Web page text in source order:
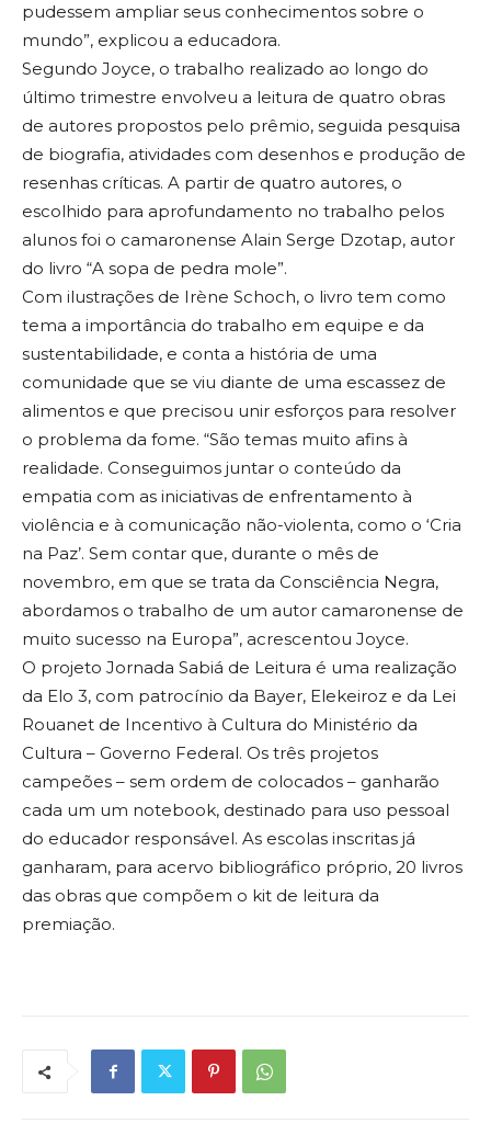
pudessem ampliar seus conhecimentos sobre o
mundo”, explicou a educadora.
Segundo Joyce, o trabalho realizado ao longo do
último trimestre envolveu a leitura de quatro obras
de autores propostos pelo prêmio, seguida pesquisa
de biografia, atividades com desenhos e produção de
resenhas críticas. A partir de quatro autores, o
escolhido para aprofundamento no trabalho pelos
alunos foi o camaronense Alain Serge Dzotap, autor
do livro “A sopa de pedra mole”.
Com ilustrações de Irène Schoch, o livro tem como
tema a importância do trabalho em equipe e da
sustentabilidade, e conta a história de uma
comunidade que se viu diante de uma escassez de
alimentos e que precisou unir esforços para resolver
o problema da fome. “São temas muito afins à
realidade. Conseguimos juntar o conteúdo da
empatia com as iniciativas de enfrentamento à
violência e à comunicação não-violenta, como o ‘Cria
na Paz’. Sem contar que, durante o mês de
novembro, em que se trata da Consciência Negra,
abordamos o trabalho de um autor camaronense de
muito sucesso na Europa”, acrescentou Joyce.
O projeto Jornada Sabiá de Leitura é uma realização
da Elo 3, com patrocínio da Bayer, Elekeiroz e da Lei
Rouanet de Incentivo à Cultura do Ministério da
Cultura – Governo Federal. Os três projetos
campeões – sem ordem de colocados – ganharão
cada um um notebook, destinado para uso pessoal
do educador responsável. As escolas inscritas já
ganharam, para acervo bibliográfico próprio, 20 livros
das obras que compõem o kit de leitura da
premiação.